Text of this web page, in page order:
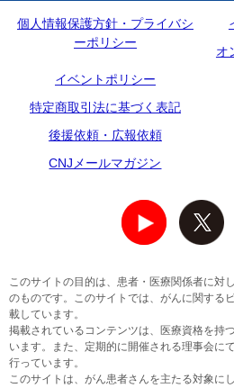
個人情報保護方針・プライバシ
ーポリシー
オ
イベントポリシー
特定商取引法に基づく表記
後援依頼・広報依頼
CNJメールマガジン
このサイトの目的は、患者・医療関係者に対
のものです。このサイトでは、がんに関する
載しています。
掲載されているコンテンツは、医療資格を持
います。また、定期的に開催される理事会に
行っています。
このサイトは、がん患者さんを主たる対象に